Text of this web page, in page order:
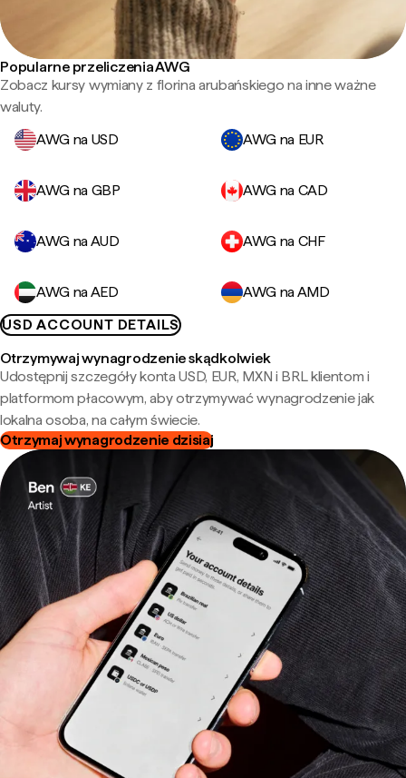
Popularne przeliczenia AWG
Zobacz kursy wymiany z florina arubańskiego na inne ważne
waluty.
AWG na USD
AWG na EUR
AWG na GBP AWG na CAD
AWG na AUD AWG na CHF
AWG na AED
AWG na AMD
USD ACCOUNT DETAILS
Otrzymywaj wynagrodzenie skądkolwiek
Udostępnij szczegóły konta USD, EUR, MXN i BRL klientom i
platformom płacowym, aby otrzymywać wynagrodzenie jak
lokalna osoba, na całym świecie.
Otrzymaj wynagrodzenie dzisiaj